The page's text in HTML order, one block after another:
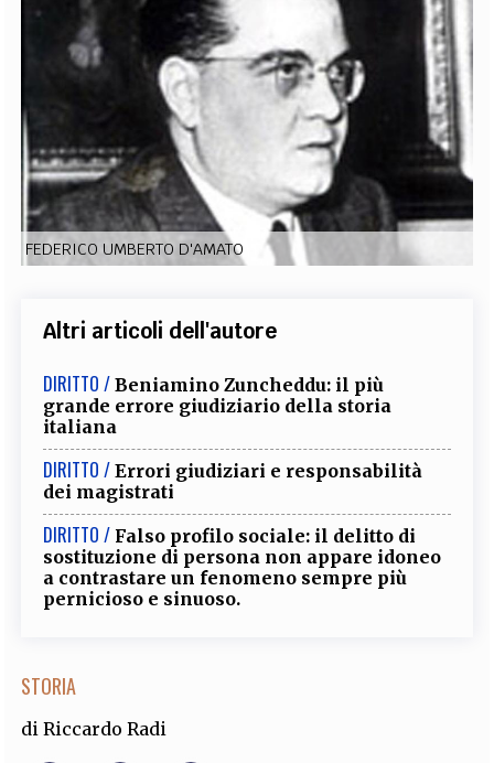
TEAM
FILODIRITTO REDAZIONE COMITATO SCIENTIFICO AUTORI
CURATORI
FOTOGRAFI
PARTNER COLLABORA CON NOI
CODICI RUBRICHE LIBRI PROCEEDINGS PUBBLICITÀ CONTATTI
SOCIAL MEDIA
FEDERICO UMBERTO D'AMATO
Altri articoli dell'autore
DIRITTO / Beniamino Zuncheddu: il più
grande errore giudiziario della storia
italiana
DIRITTO / Errori giudiziari e responsabilità
dei magistrati
DIRITTO / Falso profilo sociale: il delitto di
sostituzione di persona non appare idoneo
a contrastare un fenomeno sempre più
pernicioso e sinuoso.
STORIA
diRiccardo Radi